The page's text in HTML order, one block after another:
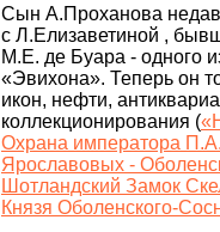
Сын А.Проханова
с Л.Елизаветиной ,
М.Е. де Буара - одного
«Эвихона». Теперь он
икон, нефти,
коллекционирования (
Охрана императора
Ярославовых -
Шотландский Замок
Князя Оболенского-